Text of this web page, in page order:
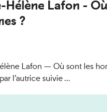
Hélène Lafon -
?
Lafon — Où sont les
l’autrice suivie ...